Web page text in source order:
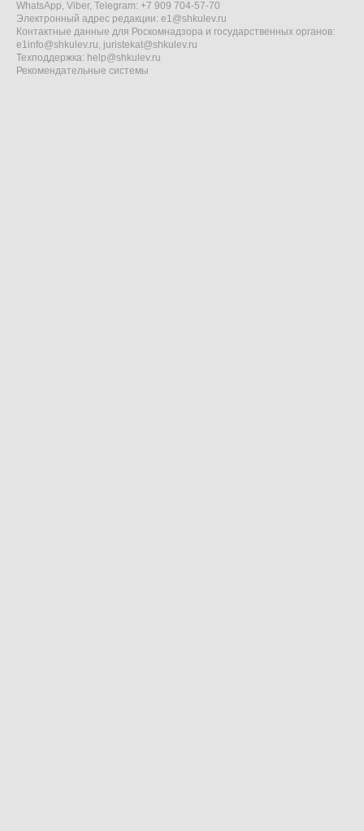
WhatsApp, Viber, Telegram: +7 909 704-57-70
Электронный адрес редакции: e1@shkulev.ru
Контактные данные для Роскомнадзора и государственных органов:
e1info@shkulev.ru, juristekat@shkulev.ru
Техподдержка: help@shkulev.ru
Рекомендательные системы